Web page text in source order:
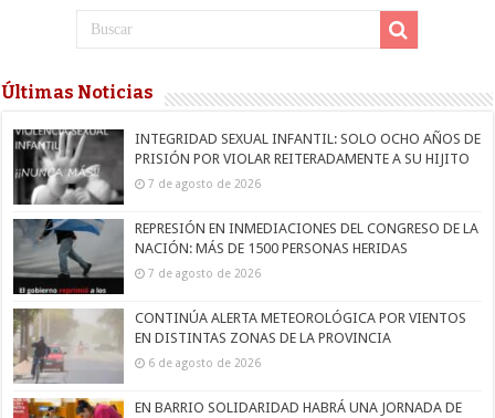
Últimas Noticias
INTEGRIDAD SEXUAL INFANTIL: SOLO OCHO AÑOS DE
PRISIÓN POR VIOLAR REITERADAMENTE A SU HIJITO
7 de agosto de 2026
REPRESIÓN EN INMEDIACIONES DEL CONGRESO DE LA
NACIÓN: MÁS DE 1500 PERSONAS HERIDAS
7 de agosto de 2026
CONTINÚA ALERTA METEOROLÓGICA POR VIENTOS
EN DISTINTAS ZONAS DE LA PROVINCIA
6 de agosto de 2026
EN BARRIO SOLIDARIDAD HABRÁ UNA JORNADA DE